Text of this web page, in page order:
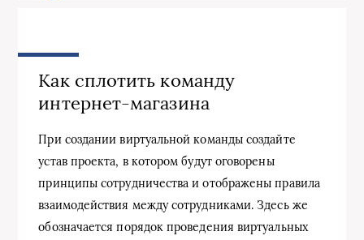
Как сплотить команду
интернет-магазина
При создании виртуальной команды создайте
устав проекта, в котором будут оговорены
принципы сотрудничества и отображены правила
взаимодействия между сотрудниками. Здесь же
обозначается порядок проведения виртуальных